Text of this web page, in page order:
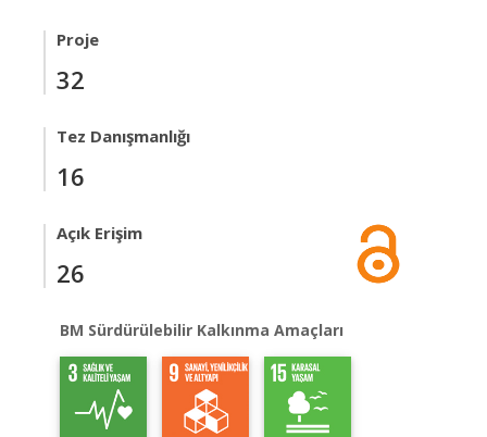
Proje
32
Tez Danışmanlığı
16
Açık Erişim
26
BM Sürdürülebilir Kalkınma Amaçları